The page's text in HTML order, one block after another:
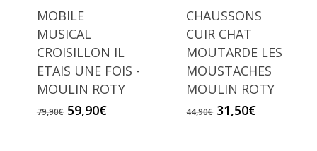
MOBILE
MUSICAL
CROISILLON IL
ETAIS UNE FOIS -
MOULIN ROTY
79,90€ Le
59,90€Le
CHAUSSONS
CUIR CHAT
MOUTARDE LES
MOUSTACHES
MOULIN ROTY
44,90€ Le
31,50€Le